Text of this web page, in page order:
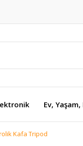
Ev,
Kafa Tripod